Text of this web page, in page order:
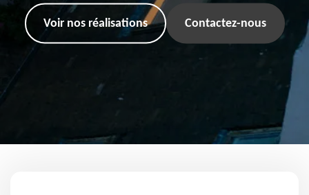
Voir nos réalisations Contactez-nous